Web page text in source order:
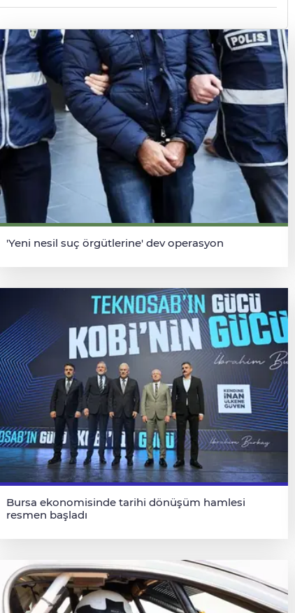
'Yeni nesil suç örgütlerine' dev operasyon
Bursa ekonomisinde tarihi dönüşüm hamlesi
resmen başladı